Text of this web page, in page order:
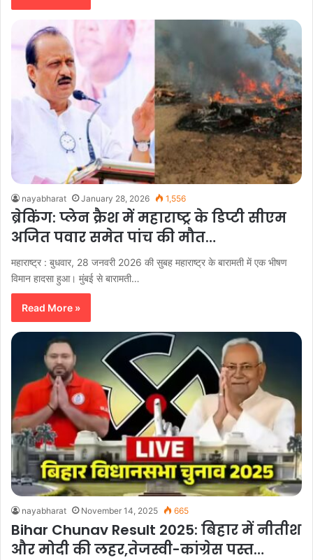
nayabharat January 28, 2026 1,556
ब्रेकिंग: प्लेन क्रैश में महाराष्ट्र के डिप्टी सीएम
अजित पवार समेत पांच की मौत…
महाराष्ट्र : बुधवार, 28 जनवरी 2026 की सुबह महाराष्ट्र के बारामती में एक भीषण
विमान हादसा हुआ। मुंबई से बारामती…
Read More »
nayabharat November 14, 2025 665
Bihar Chunav Result 2025: बिहार में नीतीश
और मोदी की लहर,तेजस्वी-कांग्रेस पस्त…